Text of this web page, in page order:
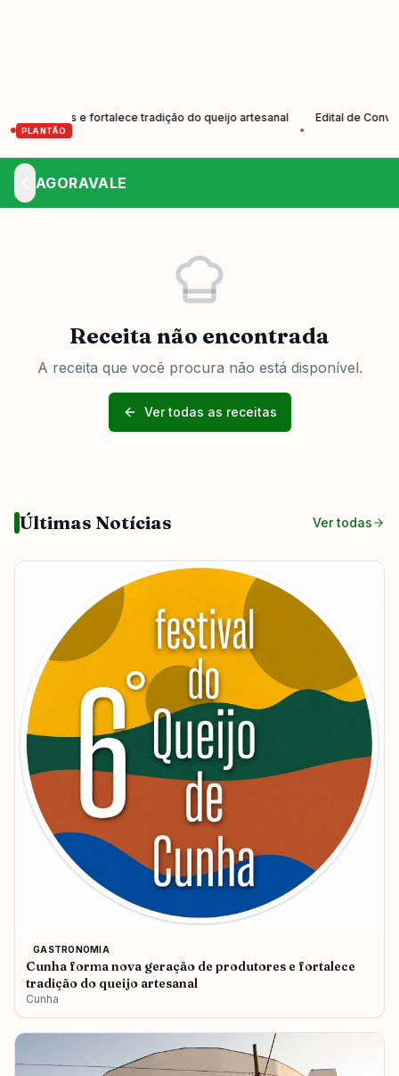
PLANTÃO
e fortalece tradição do queijo artesanal
Edital de
AGORAVALE
Receita não encontrada
A receita que você procura não está disponível.
Ver todas as receitas
Últimas Notícias Ver todas
GASTRONOMIA
Cunha forma nova geração de produtores e fortalece
tradição do queijo artesanal
Cunha